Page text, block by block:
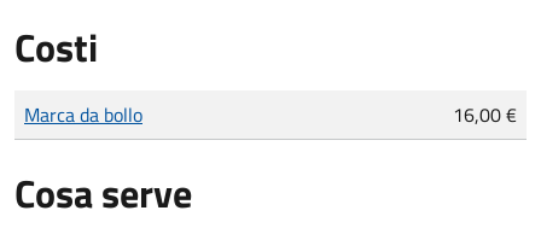
Costi
Tipo di pagamento
Importo
Marca da bollo 16,00 €
Cosa serve